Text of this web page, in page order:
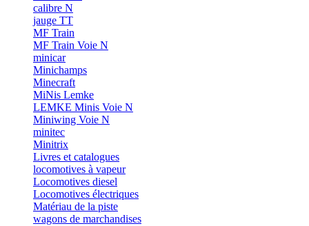
calibre N
jauge TT
MF Train
MF Train Voie N
minicar
Minichamps
Minecraft
MiNis Lemke
LEMKE Minis Voie N
Miniwing Voie N
minitec
Minitrix
Livres et catalogues
locomotives à vapeur
Locomotives diesel
Locomotives électriques
Matériau de la piste
wagons de marchandises